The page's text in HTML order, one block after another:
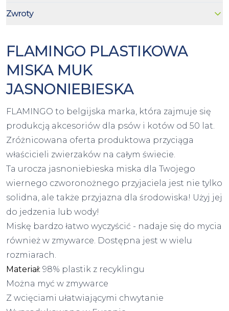
Zwroty
FLAMINGO PLASTIKOWA
MISKA MUK
JASNONIEBIESKA
FLAMINGO to belgijska marka, która zajmuje się
produkcją akcesoriów dla psów i kotów od 50 lat.
Zróżnicowana oferta produktowa przyciąga
właścicieli zwierzaków na całym świecie.
Ta urocza jasnoniebieska miska dla Twojego
wiernego czworonożnego przyjaciela jest nie tylko
solidna, ale także przyjazna dla środowiska! Użyj jej
do jedzenia lub wody!
Miskę bardzo łatwo wyczyścić - nadaje się do mycia
również w zmywarce. Dostępna jest w wielu
rozmiarach.
Materiał: 98% plastik z recyklingu
Można myć w zmywarce
Z wcięciami ułatwiającymi chwytanie